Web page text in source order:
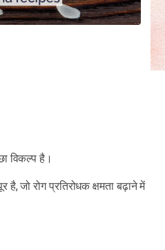
विकल्प है।
जो रोग प्रतिरोधक क्षमता बढ़ाने में